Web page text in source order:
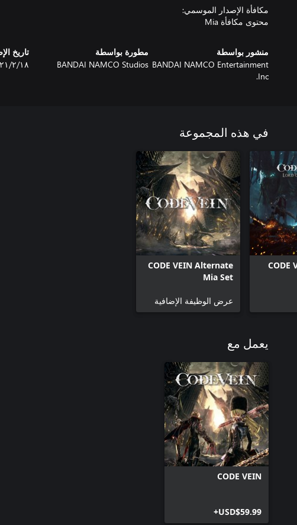
محتوى مكافأة Mia
منشور بواسطة
BANDAI NAMCO Entertainment
Inc.
مطورة بواسطة
BANDAI NAMCO Studios
تاريخ
١٨‏/٢‏/٢٠٢١
في هذه المجموعة
CODE
CODE VEIN Alternate
Mia Set
عرض الوظيفة الإضافية
يعمل مع
CODE VEIN
USD$59.99+